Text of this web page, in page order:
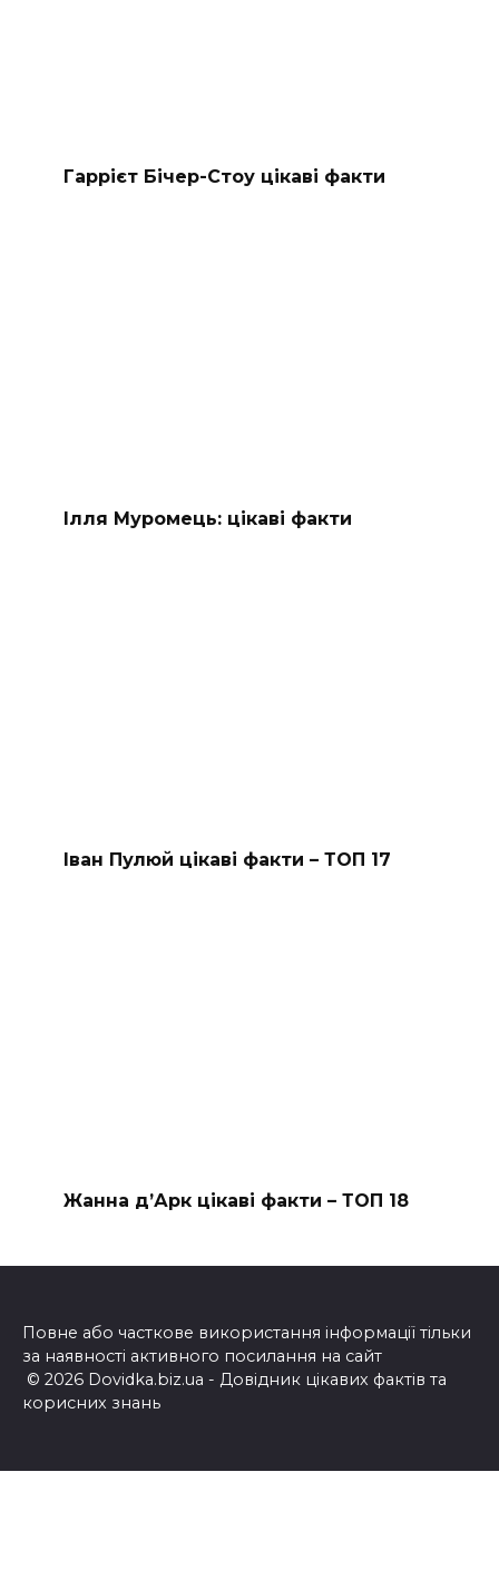
Гаррієт Бічер-Стоу цікаві факти
Ілля Муромець: цікаві факти
Іван Пулюй цікаві факти – ТОП 17
Жанна д’Арк цікаві факти – ТОП 18
Повне або часткове використання інформації тільки
за наявності активного посилання на сайт
© 2026 Dovidka.biz.ua - Довідник цікавих фактів та
корисних знань